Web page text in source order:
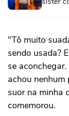
"Tô muito
sendo usada?
se
achou nenhum
suor na minha
comemorou.